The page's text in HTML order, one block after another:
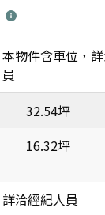
本物件含車位，
員
32.54坪
16.32坪
詳洽經紀人員